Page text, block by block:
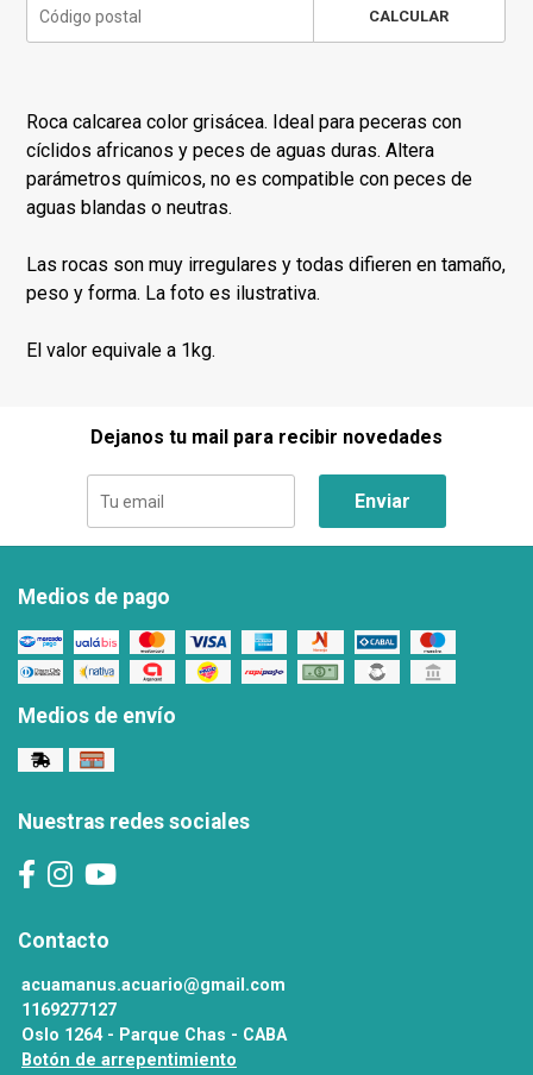
CALCULAR
Roca calcarea color grisácea. Ideal para peceras con
cíclidos africanos y peces de aguas duras. Altera
parámetros químicos, no es compatible con peces de
aguas blandas o neutras.
Las rocas son muy irregulares y todas difieren en tamaño,
peso y forma. La foto es ilustrativa.
El valor equivale a 1kg.
Dejanos tu mail para recibir novedades
Enviar
Medios de pago
Medios de envío
Nuestras redes sociales
Contacto
acuamanus.acuario@gmail.com
1169277127
Oslo 1264 - Parque Chas - CABA
Botón de arrepentimiento